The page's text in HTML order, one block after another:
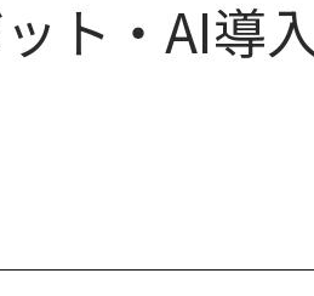
ト・AI導